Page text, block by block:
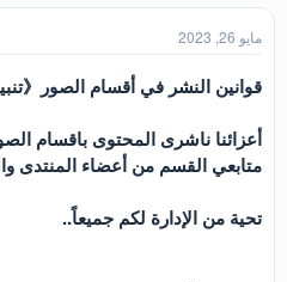
ا
ل
م
ض
ع
خ
ل
ب
د
مايو 26, 2023
قوانين النشر في أقسام الصور《
أعزائنا ناشرى المحتوى باقسام
متابعي القسم من أعضاء المنتدى
تحية من الإدارة لكم جميعاً..